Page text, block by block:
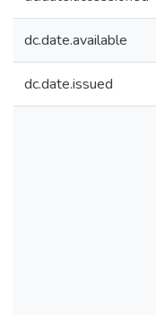
dc.date.available
dc.date.issued